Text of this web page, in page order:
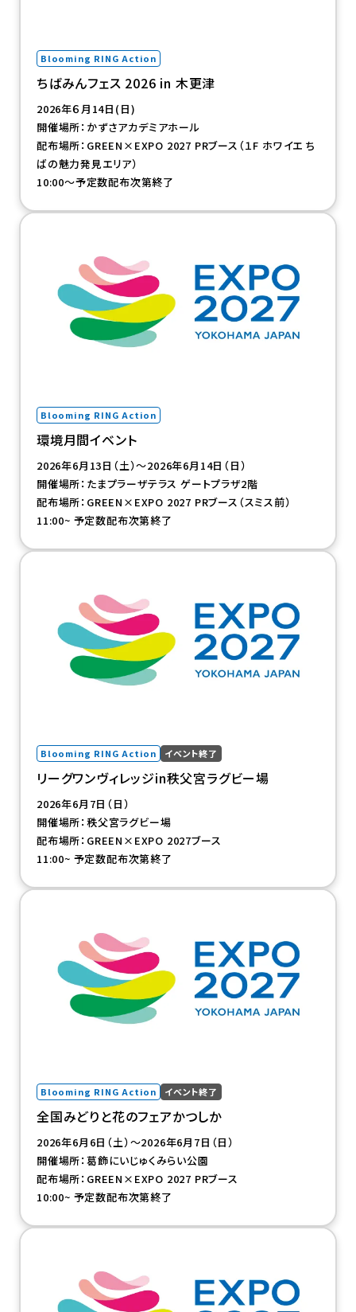
Blooming RING Action
ちばみんフェス 2026 in 木更津
2026年６月14日(日)
開催場所：かずさアカデミアホール
配布場所：GREEN×EXPO 2027 PRブース（１F ホワイエ ち
ばの魅力発見エリア）
10:00～予定数配布次第終了
Blooming RING Action
環境月間イベント
2026年6月13日（土）～2026年6月14日（日）
開催場所：たまプラーザテラス ゲートプラザ2階
配布場所：GREEN×EXPO 2027 PRブース（スミス前）
11:00~ 予定数配布次第終了
（新規タブで開きます）
Blooming RING Action イベント終了
リーグワンヴィレッジin秩父宮ラグビー場
2026年6月7日（日）
開催場所：秩父宮ラグビー場
配布場所：GREEN×EXPO 2027ブース
11:00~ 予定数配布次第終了
（新規タブで開きます）
Blooming RING Action イベント終了
全国みどりと花のフェアかつしか
2026年6月6日（土）～2026年6月7日（日）
開催場所：葛飾にいじゅくみらい公園
配布場所：GREEN×EXPO 2027 PRブース
10:00~ 予定数配布次第終了
（新規タブで開きます）
（新規タブで開きます）